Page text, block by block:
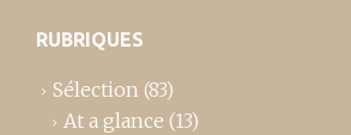
RUBRIQUES
Sélection (83)
At a glance (13)